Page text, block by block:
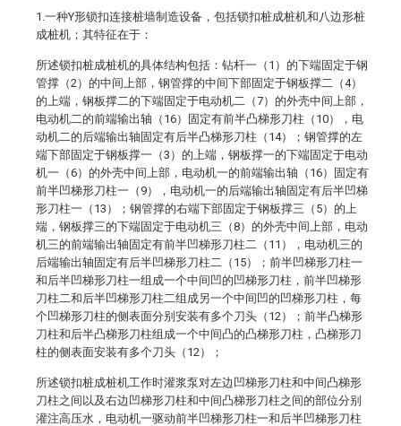
1.一种Y形锁扣连接桩墙制造设备，包括锁扣桩成桩机和八边形桩
成桩机；其特征在于：
所述锁扣桩成桩机的具体结构包括：钻杆一（1）的下端固定于钢
管撑（2）的中间上部，钢管撑的中间下部固定于钢板撑二（4）
的上端，钢板撑二的下端固定于电动机二（7）的外壳中间上部，
电动机二的前端输出轴（16）固定有前半凸梯形刀柱（10），电
动机二的后端输出轴固定有后半凸梯形刀柱（14）；钢管撑的左
端下部固定于钢板撑一（3）的上端，钢板撑一的下端固定于电动
机一（6）的外壳中间上部，电动机一的前端输出轴（16）固定有
前半凹梯形刀柱一（9），电动机一的后端输出轴固定有后半凹梯
形刀柱一（13）；钢管撑的右端下部固定于钢板撑三（5）的上
端，钢板撑三的下端固定于电动机三（8）的外壳中间上部，电动
机三的前端输出轴固定有前半凹梯形刀柱二（11），电动机三的
后端输出轴固定有后半凹梯形刀柱二（15）；前半凹梯形刀柱一
和后半凹梯形刀柱一组成一个中间凹的凹梯形刀柱，前半凹梯形
刀柱二和后半凹梯形刀柱二组成另一个中间凹的凹梯形刀柱，每
个凹梯形刀柱的侧表面分别安装有多个刀头（12）；前半凸梯形
刀柱和后半凸梯形刀柱组成一个中间凸的凸梯形刀柱，凸梯形刀
柱的侧表面安装有多个刀头（12）；
所述锁扣桩成桩机工作时灌浆泵对左边凹梯形刀柱和中间凸梯形
刀柱之间以及右边凹梯形刀柱和中间凸梯形刀柱之间的部位分别
灌注高压水，电动机一驱动前半凹梯形刀柱一和后半凹梯形刀柱